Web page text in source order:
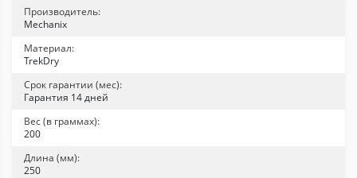
Производитель:
Mechanix
Материал:
TrekDry
Срок гарантии (мес):
Гарантия 14 дней
Вес (в граммах):
200
Длина (мм):
250